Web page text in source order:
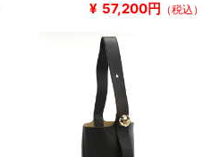
¥ 57,200円 （税込）